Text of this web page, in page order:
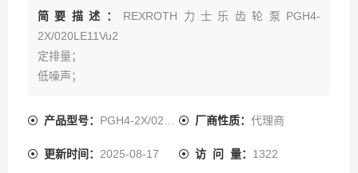
简要描述： REXROTH力士乐齿轮泵PGH4-
2X/020LE11Vu2
定排量；
低噪声；
由于采用间隙密封的补偿即使在低速和低粘度油液时也有
适用于广范围的各种粘度和转速；
产品型号： PGH4-2X/020LE11VU2 厂商性质： 代理商
更新时间： 2025-08-17 访 问 量： 1322